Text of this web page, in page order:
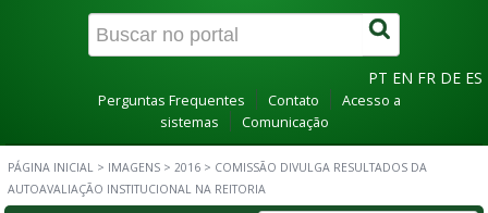
Canais
PT EN FR DE ES
Perguntas Frequentes Contato
Acesso a
sistemas
Comunicação
PÁGINA INICIAL > IMAGENS > 2016 > COMISSÃO DIVULGA RESULTADOS DA
AUTOAVALIAÇÃO INSTITUCIONAL NA REITORIA